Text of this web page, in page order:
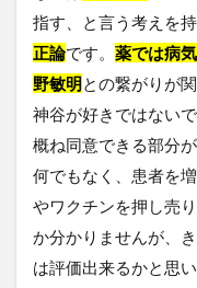
指す、と言う考えを
正論です。 薬では病
野敏明との繋がりが
神谷が好きではない
概ね同意できる部分
何でもなく、患者を
やワクチンを押し売
か分かりませんが、
は評価出来るかと思い